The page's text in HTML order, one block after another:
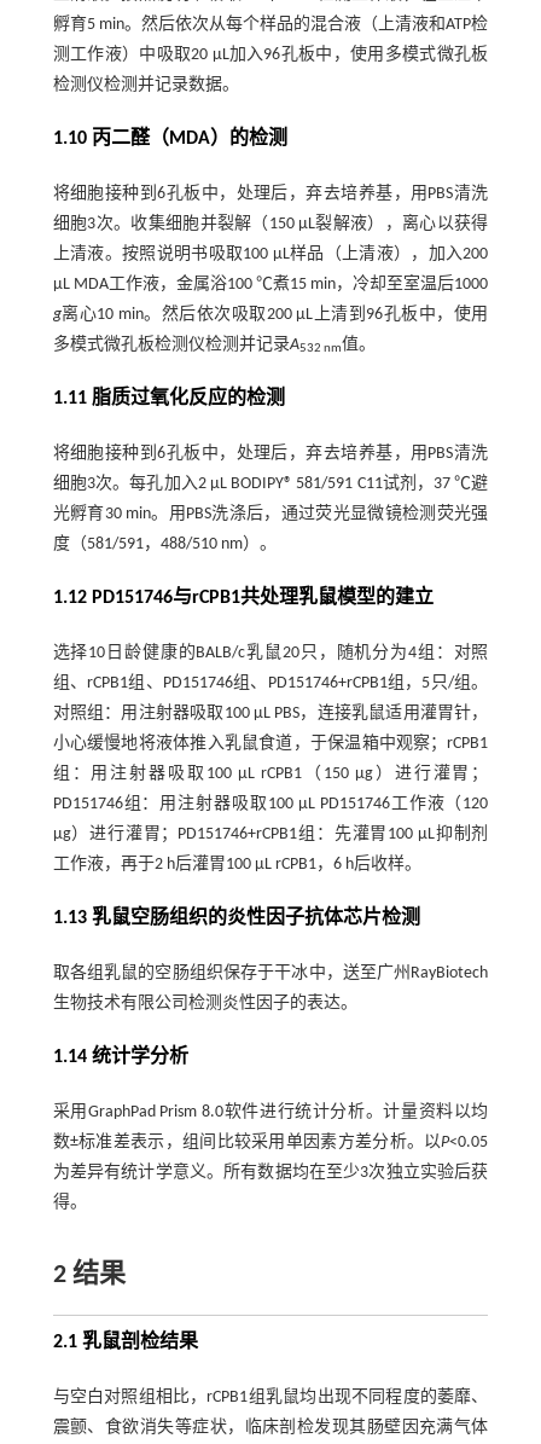
孵育5 min。然后依次从每个样品的混合液（上清液和ATP检
测工作液）中吸取20 μL加入96孔板中，使用多模式微孔板
检测仪检测并记录数据。
1.10 丙二醛（MDA）的检测
将细胞接种到6孔板中，处理后，弃去培养基，用PBS清洗
细胞3次。收集细胞并裂解（150 μL裂解液），离心以获得
上清液。按照说明书吸取100 μL样品（上清液），加入200
μL MDA工作液，金属浴100 ℃煮15 min，冷却至室温后1000
g离心10 min。然后依次吸取200 μL上清到96孔板中，使用
多模式微孔板检测仪检测并记录A532 nm值。
1.11 脂质过氧化反应的检测
将细胞接种到6孔板中，处理后，弃去培养基，用PBS清洗
细胞3次。每孔加入2 μL BODIPY® 581/591 C11试剂，37 ℃避
光孵育30 min。用PBS洗涤后，通过荧光显微镜检测荧光强
度（581/591，488/510 nm）。
1.12 PD151746与rCPB1共处理乳鼠模型的建立
选择10日龄健康的BALB/c乳鼠20只，随机分为4组：对照
组、rCPB1组、PD151746组、PD151746+rCPB1组，5只/组。
对照组：用注射器吸取100 μL PBS，连接乳鼠适用灌胃针，
小心缓慢地将液体推入乳鼠食道，于保温箱中观察；rCPB1
组：用注射器吸取100 μL rCPB1（150 μg）进行灌胃；
PD151746组：用注射器吸取100 μL PD151746工作液（120
μg）进行灌胃；PD151746+rCPB1组：先灌胃100 μL抑制剂
工作液，再于2 h后灌胃100 μL rCPB1，6 h后收样。
1.13 乳鼠空肠组织的炎性因子抗体芯片检测
取各组乳鼠的空肠组织保存于干冰中，送至广州RayBiotech
生物技术有限公司检测炎性因子的表达。
1.14 统计学分析
采用GraphPad Prism 8.0软件进行统计分析。计量资料以均
数±标准差表示，组间比较采用单因素方差分析。以P<0.05
为差异有统计学意义。所有数据均在至少3次独立实验后获
得。
2 结果
2.1 乳鼠剖检结果
与空白对照组相比，rCPB1组乳鼠均出现不同程度的萎靡、
震颤、食欲消失等症状，临床剖检发现其肠壁因充满气体